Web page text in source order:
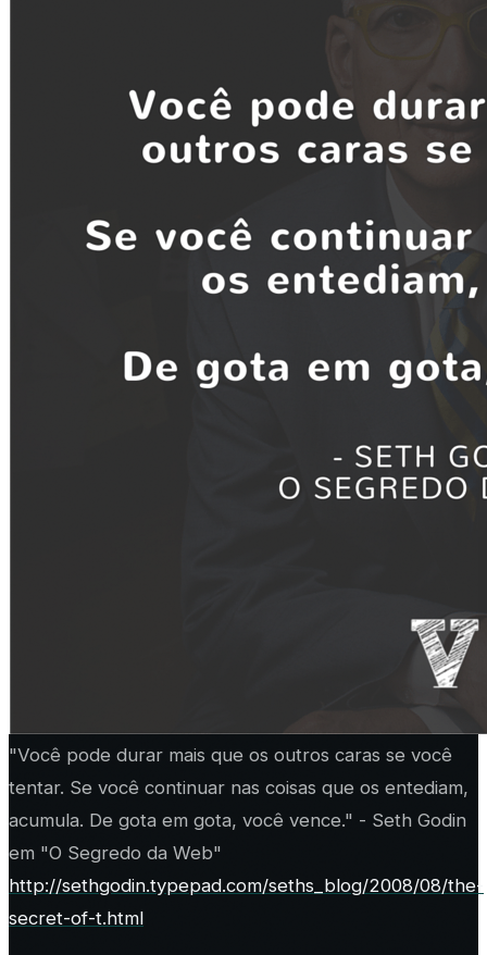
"Você pode durar mais que os outros caras se você
tentar. Se você continuar nas coisas que os entediam,
acumula. De gota em gota, você vence." - Seth Godin​
em "O Segredo da Web"
http://sethgodin.typepad.com/seths_blog/2008/08/the-
secret-of-t.html